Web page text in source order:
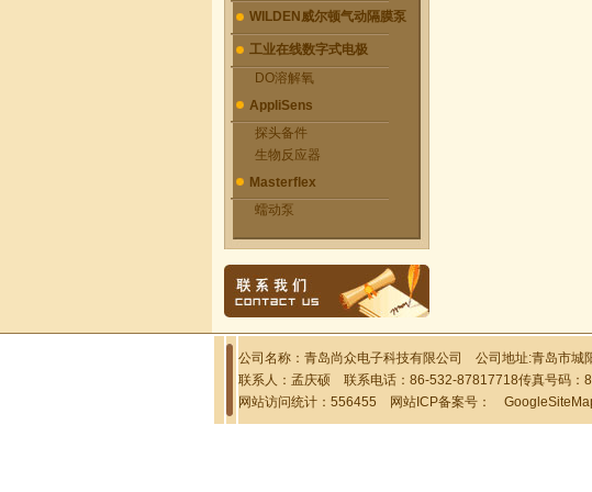
WILDEN威尔顿气动隔膜泵
工业在线数字式电极
DO溶解氧
AppliSens
探头备件
生物反应器
Masterflex
蠕动泵
公司名称：青岛尚众电子科技有限公司 公司地址:青岛市
联系人：孟庆硕 联系电话：86-532-87817718传真号码
网站访问统计：556455 网站ICP备案号：